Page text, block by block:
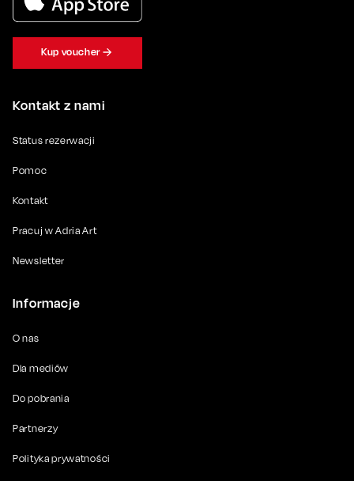
Kontakt z nami
Status rezerwacji
Pomoc
Kontakt
Pracuj w Adria Art
Newsletter
Informacje
O nas
Dla mediów
Do pobrania
Partnerzy
Polityka prywatności
Kup voucher